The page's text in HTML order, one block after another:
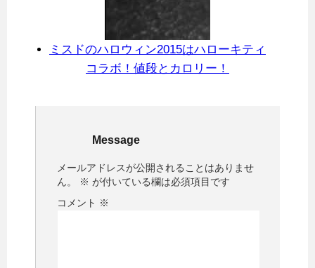
ミスドのハロウィン2015はハローキティ
コラボ！値段とカロリー！
Message
メールアドレスが公開されることはありませ
ん。
※ が付いている欄は必須項目です
コメント ※